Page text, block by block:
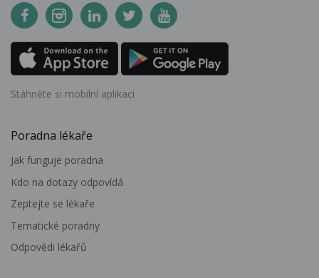
Stáhněte si mobilní aplikaci
Poradna lékaře
Jak funguje poradna
Kdo na dotazy odpovídá
Zeptejte se lékaře
Tematické poradny
Odpovědi lékařů